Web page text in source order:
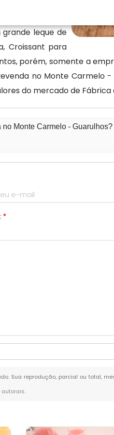
leque de
Croissant para
porém, somente a
no Monte Carmelo
do mercado de Fábrica
Monte Carmelo - Guarulhos?
*
Sua reprodução, parcial ou total,
autorais.